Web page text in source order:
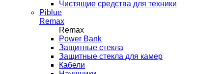
Чистящие средства для техники
Piblue
Remax
Remax
Power Bank
Защитные стекла
Защитные стекла для камер
Кабели